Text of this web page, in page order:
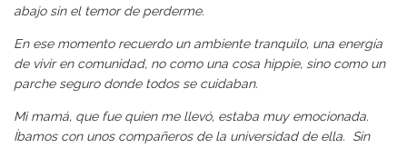
abajo sin el temor de perderme.
En ese momento recuerdo un ambiente tranquilo, una energía
de vivir en comunidad, no como una cosa hippie, sino como un
parche seguro donde todos se cuidaban.
Mi mamá, que fue quien me llevó, estaba muy emocionada.
Íbamos con unos compañeros de la universidad de ella. Sin